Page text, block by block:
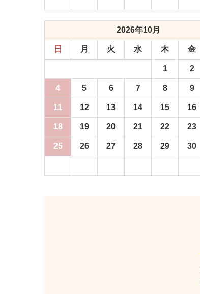
2026年10月
日 月 火 水 木 金
1 2
4 5 6 7 8 9
11 12 13 14 15 16
18 19 20 21 22 23
25 26 27 28 29 30